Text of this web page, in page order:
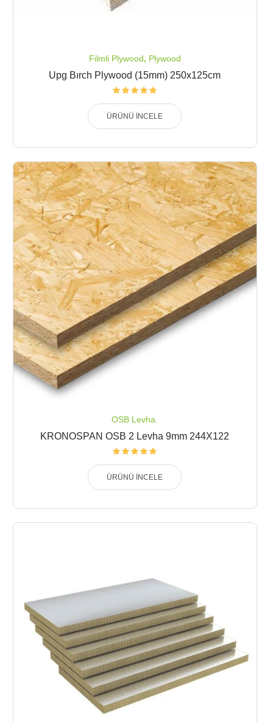
Filmli Plywood, Plywood
Upg Bırch Plywood (15mm) 250x125cm
ÜRÜNÜ İNCELE
OSB Levha.
KRONOSPAN OSB 2 Levha 9mm 244X122
ÜRÜNÜ İNCELE